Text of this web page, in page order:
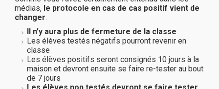
médias, le protocole en cas de cas positif vient de
changer.
Il n’y aura plus de fermeture de la classe
Les élèves testés négatifs pourront revenir en
classe
Les élèves positifs seront consignés 10 jours à la
maison et devront ensuite se faire re-tester au bout
de 7 jours